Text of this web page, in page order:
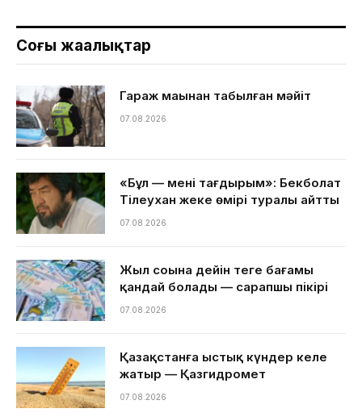
Соңғы жаңалықтар
Гараж маңынан табылған мәйіт
07.08.2026
«Бұл — менің тағдырым»: Бекболат
Тілеухан жеке өмірі туралы айтты
07.08.2026
Жыл соңына дейін теңге бағамы
қандай болады — сарапшы пікірі
07.08.2026
Қазақстанға ыстық күндер келе
жатыр — Қазгидромет
07.08.2026